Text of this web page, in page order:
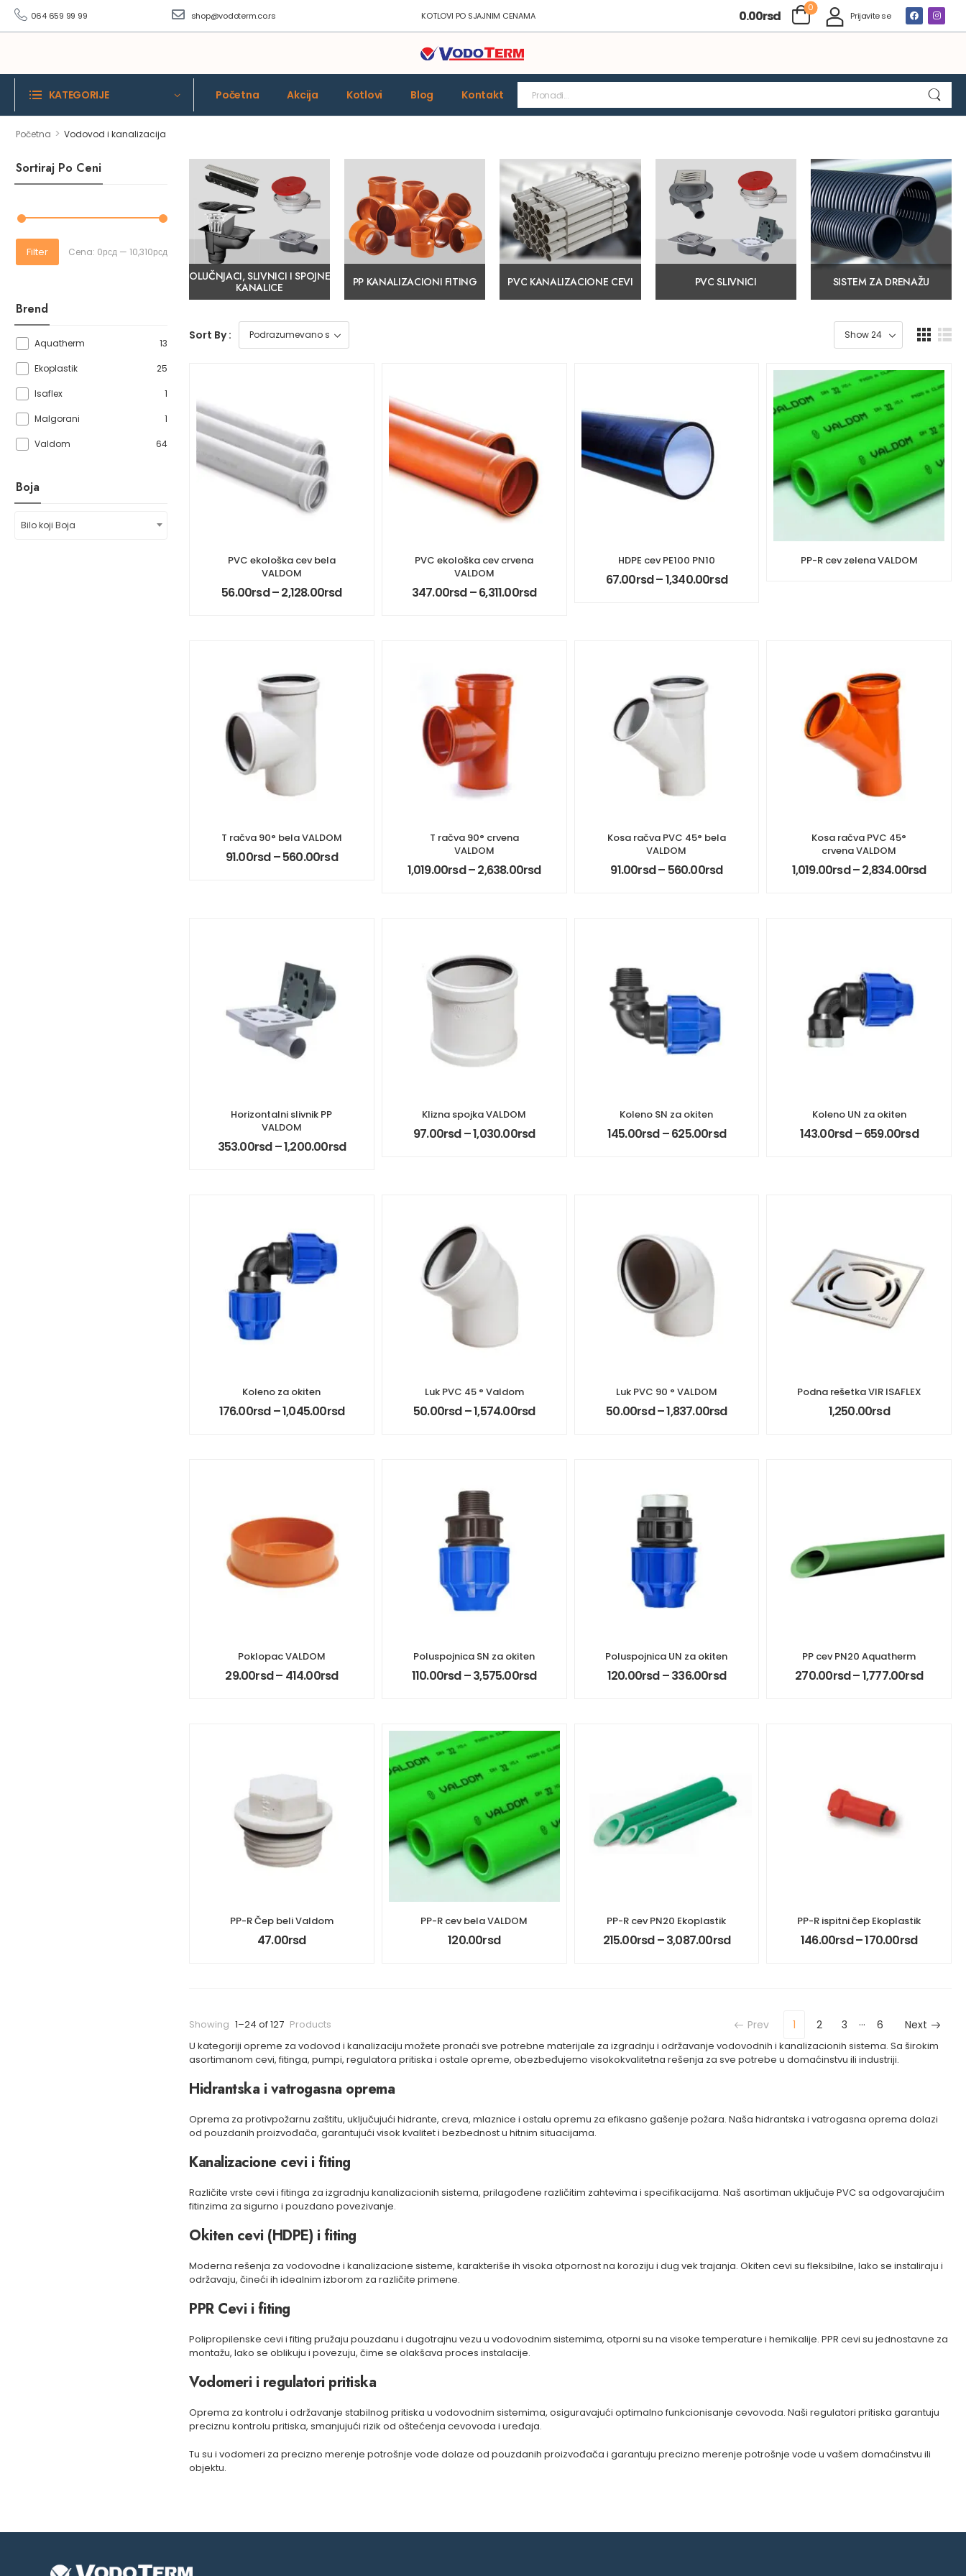
064 659 99 99 shop@vodoterm.co.rs KOTLOVI PO SJAJNIM CENAMA 0.00rsd
0
Prijavite se
KATEGORIJE Početna Akcija Kotlovi Blog Kontakt
Početna > Vodovod i kanalizacija
Sortiraj Po Ceni
Filter Cena: 0рсд — 10,310рсд
Brend
Aquatherm 13
Ekoplastik 25
Isaflex 1
Malgorani 1
Valdom 64
Boja
Bilo koji Boja
OLUČNJACI, SLIVNICI I SPOJNE
KANALICE
PP KANALIZACIONI FITING PVC KANALIZACIONE CEVI PVC SLIVNICI SISTEM ZA DRENAŽU
Sort By :
PVC ekološka cev bela
VALDOM
56.00rsd–2,128.00rsd
PVC ekološka cev crvena
VALDOM
347.00rsd–6,311.00rsd
HDPE cev PE100 PN10
67.00rsd–1,340.00rsd
PP-R cev zelena VALDOM
T račva 90° bela VALDOM
91.00rsd–560.00rsd
T račva 90° crvena
VALDOM
1,019.00rsd–2,638.00rsd
Kosa račva PVC 45° bela
VALDOM
91.00rsd– 560.00rsd
Kosa račva PVC 45°
crvena VALDOM
1,019.00rsd–2,834.00rsd
Horizontalni slivnik PP
VALDOM
353.00rsd –1,200.00rsd
Klizna spojka VALDOM
97.00rsd–1,030.00rsd
Koleno SN za okiten
145.00rsd–625.00rsd
Koleno UN za okiten
143.00rsd –659.00rsd
Koleno za okiten
176.00rsd –1,045.00rsd
Luk PVC 45 ° Valdom
50.00rsd–1,574.00rsd
Luk PVC 90 ° VALDOM
50.00rsd–1,837.00rsd
Podna rešetka VIR ISAFLEX
1,250.00rsd
Poklopac VALDOM
29.00rsd– 414.00rsd
Poluspojnica SN za okiten
110.00rsd–3,575.00rsd
Poluspojnica UN za okiten
120.00rsd–336.00rsd
PP cev PN20 Aquatherm
270.00rsd–1,777.00rsd
PP-R Čep beli Valdom
47.00rsd
PP-R cev bela VALDOM
120.00rsd
PP-R cev PN20 Ekoplastik
215.00rsd –3,087.00rsd
PP-R ispitni čep Ekoplastik
146.00rsd–170.00rsd
Showing 1–24 of 127 Products Prev 1 2 3 … 6 Next
U kategoriji opreme za vodovod i kanalizaciju možete pronaći sve potrebne materijale za izgradnju i održavanje vodovodnih i kanalizacionih sistema. Sa širokim
asortimanom cevi, fitinga, pumpi, regulatora pritiska i ostale opreme, obezbeđujemo visokokvalitetna rešenja za sve potrebe u domaćinstvu ili industriji.
Hidrantska i vatrogasna oprema
Oprema za protivpožarnu zaštitu, uključujući hidrante, creva, mlaznice i ostalu opremu za efikasno gašenje požara. Naša hidrantska i vatrogasna oprema dolazi
od pouzdanih proizvođača, garantujući visok kvalitet i bezbednost u hitnim situacijama.
Kanalizacione cevi i fiting
Različite vrste cevi i fitinga za izgradnju kanalizacionih sistema, prilagođene različitim zahtevima i specifikacijama. Naš asortiman uključuje PVC sa odgovarajućim
fitinzima za sigurno i pouzdano povezivanje.
Okiten cevi (HDPE) i fiting
Moderna rešenja za vodovodne i kanalizacione sisteme, karakteriše ih visoka otpornost na koroziju i dug vek trajanja. Okiten cevi su fleksibilne, lako se instaliraju i
održavaju, čineći ih idealnim izborom za različite primene.
PPR Cevi i fiting
Polipropilenske cevi i fiting pružaju pouzdanu i dugotrajnu vezu u vodovodnim sistemima, otporni su na visoke temperature i hemikalije. PPR cevi su jednostavne za
montažu, lako se oblikuju i povezuju, čime se olakšava proces instalacije.
Vodomeri i regulatori pritiska
Oprema za kontrolu i održavanje stabilnog pritiska u vodovodnim sistemima, osiguravajući optimalno funkcionisanje cevovoda. Naši regulatori pritiska garantuju
preciznu kontrolu pritiska, smanjujući rizik od oštećenja cevovoda i uređaja.
Tu su i vodomeri za precizno merenje potrošnje vode dolaze od pouzdanih proizvođača i garantuju precizno merenje potrošnje vode u vašem domaćinstvu ili
objektu.